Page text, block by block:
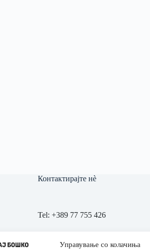
Управување со колачиња
Контактирајте нè
Tel: +389 77 755 426